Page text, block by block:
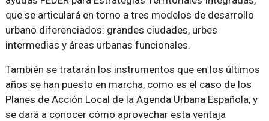
que se articulará en torno a tres modelos de desarrollo
urbano diferenciados: grandes ciudades, urbes
intermedias y áreas urbanas funcionales.
También se tratarán los instrumentos que en los últimos
años se han puesto en marcha, como es el caso de los
Planes de Acción Local de la Agenda Urbana Española, y
se dará a conocer cómo aprovechar esta ventaja